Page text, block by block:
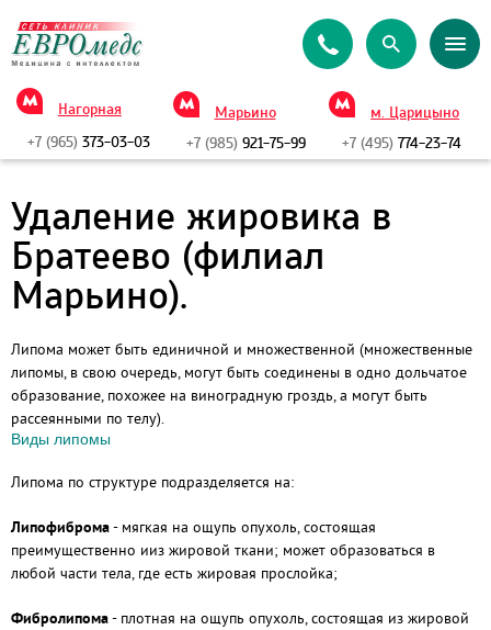
Нагорная
+7 (965) 373-03-03
Марьино
+7 (985)921-75-99
м. Царицыно
+7 (495) 774-23-74
Удаление жировика в
Братеево (филиал
Марьино).
Липома может быть единичной и множественной (множественные
липомы, в свою очередь, могут быть соединены в одно дольчатое
образование, похожее на виноградную гроздь, а могут быть
рассеянными по телу).
Виды липомы
Липома по структуре подразделяется на:
Липофиброма- мягкая на ощупь опухоль, состоящая
преимущественно ииз жировой ткани; может образоваться в
любой части тела, где есть жировая прослойка;
Фибролипома- плотная на ощупь опухоль, состоящая из жировой